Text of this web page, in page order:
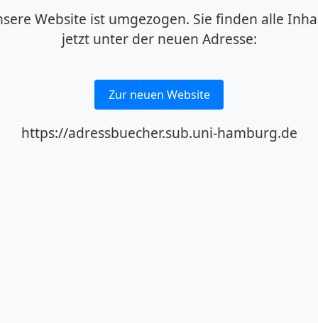
Website ist umgezogen. Sie finden alle
jetzt unter der neuen Adresse:
Zur neuen Website
https://adressbuecher.sub.uni-hamburg.de